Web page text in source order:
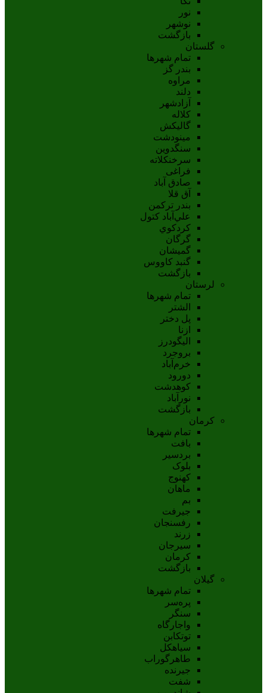
نور
نوشهر
بازگشت
گلستان
تمام شهر‌ها
بندر گز
مراوه
دلند
آزادشهر
کلاله
گالیکش
مینودشت
سنگدوین
سرخنکلاته
فراغی
صادق آباد
آق قلا
بندر ترکمن
علي‌آباد کتول
کردکوي
گرگان
گميشان
گنبد کاووس
بازگشت
لرستان
تمام شهر‌ها
الشتر
پل دختر
ازنا
اليگودرز
بروجرد
خرم‌آباد
دورود
کوهدشت
نورآباد
بازگشت
کرمان
تمام شهر‌ها
بافت
بردسیر
بلوک
کهنوج
ماهان
بم
جيرفت
رفسنجان
زرند
سيرجان
کرمان
بازگشت
گیلان
تمام شهر‌ها
پره‌سر
سنگر
واجارگاه
توتکابن
سیاهکل
طاهرگوراب
جیرنده
شفت